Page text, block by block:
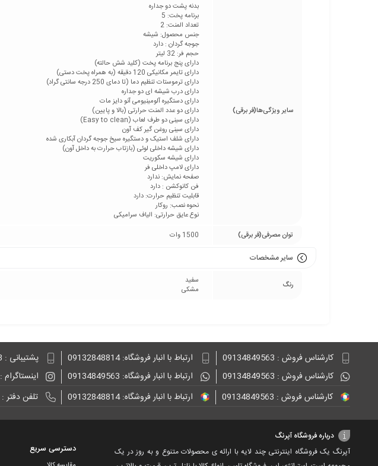
سایر ویژگی‌ها(فر برقی)
بدنه پشت دو جداره
برنامه پخت: 5
تعداد المنت: 2
جنس محصول: شیشه
جوجه گردان : دارد
حجم فر: 32 لیتر
دارای پنج برنامه پخت (کلید شش حالته)
دارای تایمر مکانیکی 120 دقیقه (به همراه پخت دستی)
دارای ترموستات تنظیم دما (تا دمای 250 درجه سانتی گراد)
دارای درب شیشه ای دو جداره
دارای دستگیره آلومینیومی آنو دایز مات
دارای دو عدد المنت حرارتی (بالا و پایین)
دارای سینی دو طرف لعاب (Easy to clean)
دارای سینی روغن گیر کف آون
دارای شلف استیک و دستگیره سیخ جوجه گردان آبکاری شده
دارای شیشه داخلی لوئی (بازتاب حرارت به داخل آون)
دارای شیشه سکوریت
دارای لامپ داخلی فر
صفحه نمایش: ندارد
فن کانوکشن : دارد
قابلیت تنظیم حرارت: دارد
نحوه نصب: روکار
نوع عایق حرارتی: الیاف سرامیکی
توان مصرفی(فر برقی)
1500 وات
سایر مشخصات
رنگ
سفید
مشکی
کارشناس فروش : 09134849563 ارتباط با انبار فروشگاه: 09132848814 پشتیبانی : 09357972228
کارشناس فروش : 09134849563
ارتباط با انبار فروشگاه: 09134849563 اینستاگرام : aprangcom@
کارشناس فروش : 09134849563
ارتباط با انبار فروشگاه: 09132848814 تلفن دفتر : 03132227353
درباره فروشگاه آپرنگ
آپرنگ یک فروشگاه اینترنتی چند لایه با ارائه ی محصولات متنوع و به روز در یک
دسترسی سریع